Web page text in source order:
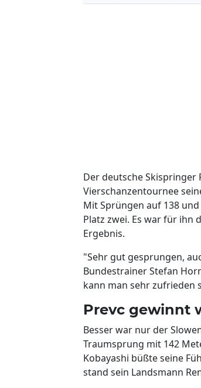
Der deutsche Skispringer
Vierschanzentournee
Mit Sprüngen auf 138
Platz zwei. Es war für ihn
Ergebnis.
"Sehr gut gesprungen,
Bundestrainer Stefan
kann man sehr zufrieden
Prevc gewinnt
Besser war nur der
Traumsprung mit 142
Kobayashi büßte seine
stand sein Landsmann